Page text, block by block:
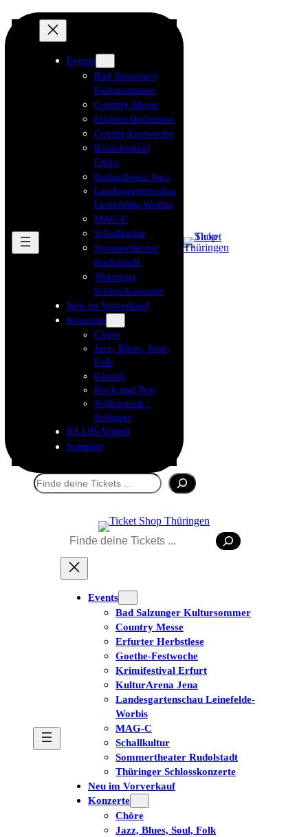
Events
Bad Salzunger
Kultursommer
Country Messe
Erfurter Herbstlese
Goethe-Festwoche
Krimifestival
Erfurt
KulturArena Jena
Landesgartenschau
Leinefelde-Worbis
MAG-C
Schallkultur
Sommertheater
Rudolstadt
Thüringer
Schlosskonzerte
Neu im Vorverkauf
Konzerte
Chöre
Jazz, Blues, Soul,
Folk
Klassik
Rock und Pop
Volksmusik /
Schlager
KLUB-Vorteil
Sommer
Suchen
Suchen
Events
Bad Salzunger Kultursommer
Country Messe
Erfurter Herbstlese
Goethe-Festwoche
Krimifestival Erfurt
KulturArena Jena
Landesgartenschau Leinefelde-
Worbis
MAG-C
Schallkultur
Sommertheater Rudolstadt
Thüringer Schlosskonzerte
Neu im Vorverkauf
Konzerte
Chöre
Jazz, Blues, Soul, Folk
Tickets kaufen